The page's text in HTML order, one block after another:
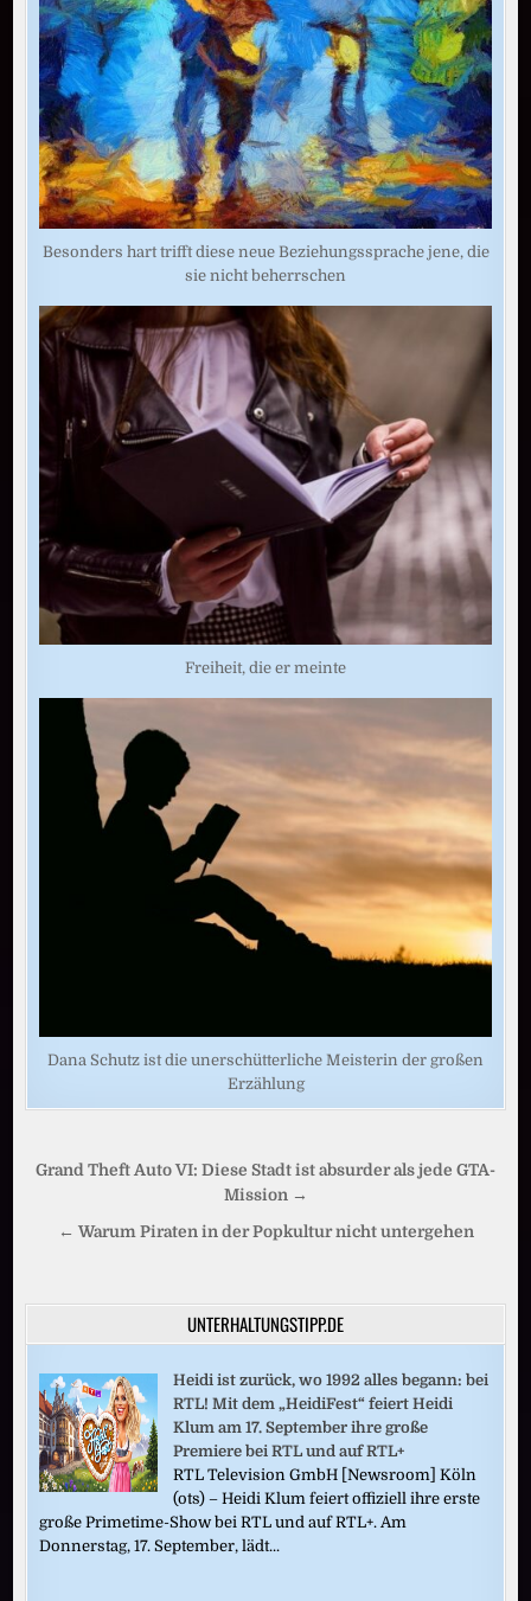
Besonders hart trifft diese neue Beziehungssprache jene, die
sie nicht beherrschen
Freiheit, die er meinte
Dana Schutz ist die unerschütterliche Meisterin der großen
Erzählung
Beitragsnavigation
Grand Theft Auto VI: Diese Stadt ist absurder als jede GTA-
Mission →
← Warum Piraten in der Popkultur nicht untergehen
UNTERHALTUNGSTIPP.DE
Heidi ist zurück, wo 1992 alles begann: bei
RTL! Mit dem „HeidiFest“ feiert Heidi
Klum am 17. September ihre große
Premiere bei RTL und auf RTL+
RTL Television GmbH [Newsroom] Köln
(ots) – Heidi Klum feiert offiziell ihre erste
große Primetime-Show bei RTL und auf RTL+. Am
Donnerstag, 17. September, lädt...